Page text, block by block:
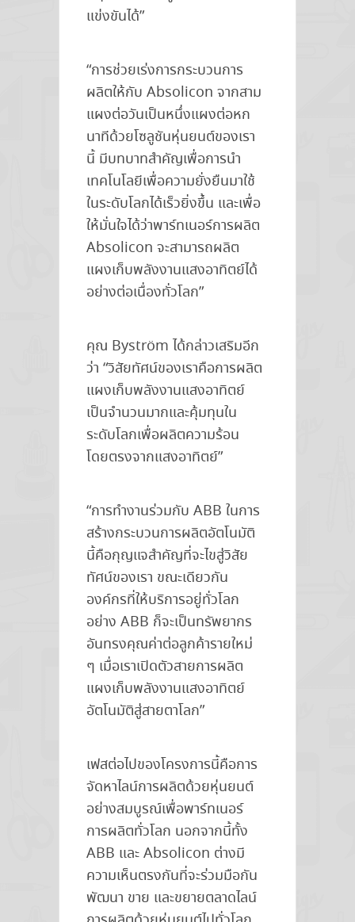
แข่งขันได้”
“การช่วยเร่งการกระบวนการ
ผลิตให้กับ Absolicon จากสาม
แผงต่อวันเป็นหนึ่งแผงต่อหก
นาทีด้วยโซลูชันหุ่นยนต์ของเรา
นี้ มีบทบาทสำคัญเพื่อการนำ
เทคโนโลยีเพื่อความยั่งยืนมาใช้
ในระดับโลกได้เร็วยิ่งขึ้น และเพื่อ
ให้มั่นใจได้ว่าพาร์ทเนอร์การผลิต
Absolicon จะสามารถผลิต
แผงเก็บพลังงานแสงอาทิตย์ได้
อย่างต่อเนื่องทั่วโลก”
คุณ Byström ได้กล่าวเสริมอีก
ว่า “วิสัยทัศน์ของเราคือการผลิต
แผงเก็บพลังงานแสงอาทิตย์
เป็นจำนวนมากและคุ้มทุนใน
ระดับโลกเพื่อผลิตความร้อน
โดยตรงจากแสงอาทิตย์”
“การทำงานร่วมกับ ABB ในการ
สร้างกระบวนการผลิตอัตโนมัติ
นี้คือกุญแจสำคัญที่จะไขสู่วิสัย
ทัศน์ของเรา ขณะเดียวกัน
องค์กรที่ให้บริการอยู่ทั่วโลก
อย่าง ABB ก็จะเป็นทรัพยากร
อันทรงคุณค่าต่อลูกค้ารายใหม่
ๆ เมื่อเราเปิดตัวสายการผลิต
แผงเก็บพลังงานแสงอาทิตย์
อัตโนมัติสู่สายตาโลก”
เฟสต่อไปของโครงการนี้คือการ
จัดหาไลน์การผลิตด้วยหุ่นยนต์
อย่างสมบูรณ์เพื่อพาร์ทเนอร์
การผลิตทั่วโลก นอกจากนี้ทั้ง
ABB และ Absolicon ต่างมี
ความเห็นตรงกันที่จะร่วมมือกัน
พัฒนา ขาย และขยายตลาดไลน์